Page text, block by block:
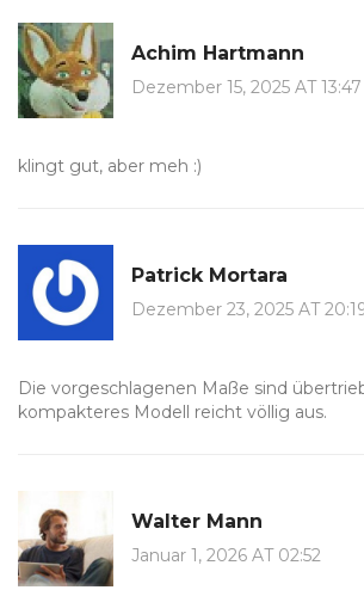
Achim Hartmann
Dezember 15, 2025 AT 13:47
klingt gut, aber meh :)
Patrick Mortara
Dezember 23, 2025 AT
Die vorgeschlagenen Maße sind
kompakteres Modell reicht völlig aus.
Walter Mann
Januar 1, 2026 AT 02:52